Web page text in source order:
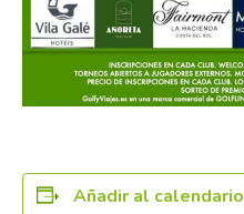
Añadir al calendario